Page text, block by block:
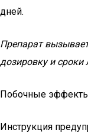
дней.
Препарат
дозировку и сроки
Побочные
Инструкция